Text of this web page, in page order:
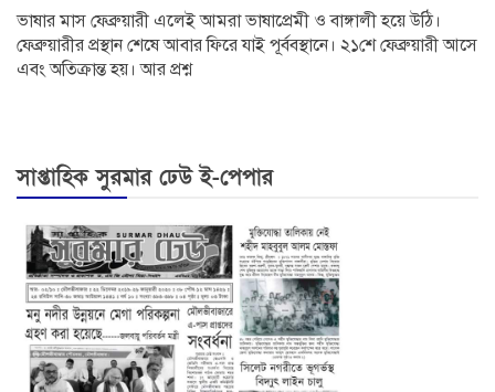
ভাষার মাস ফেব্রুয়ারী এলেই আমরা ভাষাপ্রেমী ও বাঙ্গালী হয়ে উঠি।
ফেব্রুয়ারীর প্রস্থান শেষে আবার ফিরে যাই পূর্ববস্থানে। ২১শে ফেব্রুয়ারী আসে
এবং অতিক্রান্ত হয়। আর প্রশ্ন
সাপ্তাহিক সুরমার ঢেউ ই-পেপার